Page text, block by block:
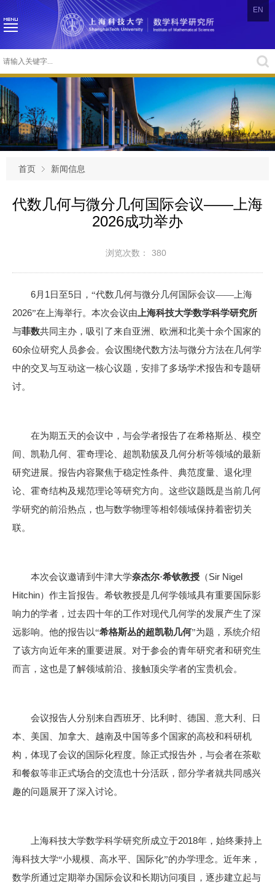
EN
首页 新闻信息
代数几何与微分几何国际会议——上海
2026成功举办
浏览次数： 380
6月 1 日至5日， “代数几何与微分几何国际会议—— 上海
2026”在上海举行。本次会议由 上海科技大学数学科学研究所
与菲数共同主办，吸引了来自亚洲、欧洲和北美十余个国家的
60余位研究人员参会。会议围绕代数方法与微分方法在几何学
中的交叉与互动这一核心议题，安排了多场学术报告和专题研
讨。
在为期五天的会议中，与会学者报告了在希格斯丛、模空
间、凯勒几何、霍奇理论、超凯勒簇及几何分析等领域的最新
研究进展。报告内容聚焦于稳定性条件、典范度量、退化理
论、霍奇结构及规范理论等研究方向。这些议题既是当前几何
学研究的前沿热点，也与数学物理等相邻领域保持着密切关
联。
本次会议邀请到牛津大学奈杰尔·希钦教授 （Sir Nigel
Hitchin）作主旨报告。希钦教授是几何学领域具有重要国际影
响力的学者，过去四十年的工作对现代几何学的发展产生了深
远影响。他的报告以“希格斯丛的超凯勒几何”为题，系统介绍
了该方向近年来的重要进展。对于参会的青年研究者和研究生
而言，这也是了解领域前沿、接触顶尖学者的宝贵机会。
会议报告人分别来自西班牙、比利时、德国、意大利、日
本、美国、加拿大、越南及中国等多个国家的高校和科研机
构，体现了会议的国际化程度。除正式报告外，与会者在茶歇
和餐叙等非正式场合的交流也十分活跃，部分学者就共同感兴
趣的问题展开了深入讨论。
上海科技大学数学科学研究所成立于2018年，始终秉持上
海科技大学“小规模、高水平、国际化”的办学理念。近年来，
数学所通过定期举办国际会议和长期访问项目，逐步建立起与